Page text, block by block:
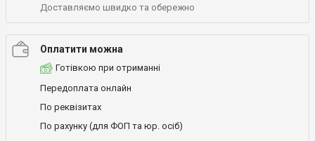
Доставляємо швидко та обережно
Оплатити можна
Готівкою при отриманні
Передоплата онлайн
По реквізитах
По рахунку (для ФОП та юр. осіб)